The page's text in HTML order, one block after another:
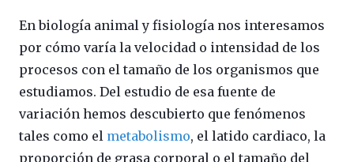
En biología animal y fisiología nos interesamos
por cómo varía la velocidad o intensidad de los
procesos con el tamaño de los organismos que
estudiamos. Del estudio de esa fuente de
variación hemos descubierto que fenómenos
tales como el metabolismo, el latido cardiaco, la
proporción de grasa corporal o el tamaño del